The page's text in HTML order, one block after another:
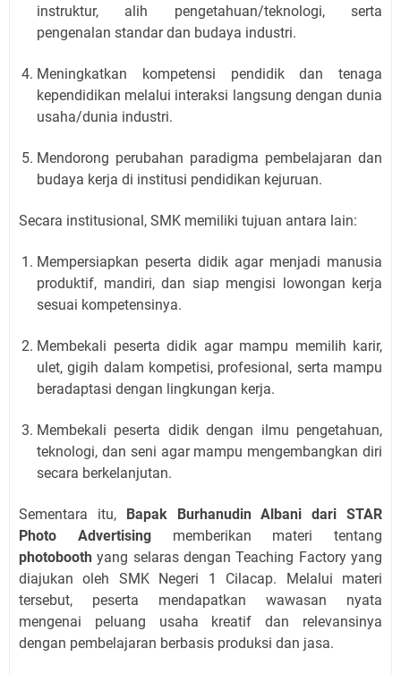
instruktur, alih pengetahuan/teknologi, serta
pengenalan standar dan budaya industri.
Meningkatkan kompetensi pendidik dan tenaga
kependidikan melalui interaksi langsung dengan dunia
usaha/dunia industri.
Mendorong perubahan paradigma pembelajaran dan
budaya kerja di institusi pendidikan kejuruan.
Secara institusional, SMK memiliki tujuan antara lain:
Mempersiapkan peserta didik agar menjadi manusia
produktif, mandiri, dan siap mengisi lowongan kerja
sesuai kompetensinya.
Membekali peserta didik agar mampu memilih karir,
ulet, gigih dalam kompetisi, profesional, serta mampu
beradaptasi dengan lingkungan kerja.
Membekali peserta didik dengan ilmu pengetahuan,
teknologi, dan seni agar mampu mengembangkan diri
secara berkelanjutan.
Sementara itu, Bapak Burhanudin Albani dari STAR
Photo Advertisingmemberikan materi tentang
photobooth yang selaras dengan Teaching Factory yang
diajukan oleh SMK Negeri 1 Cilacap. Melalui materi
tersebut, peserta mendapatkan wawasan nyata
mengenai peluang usaha kreatif dan relevansinya
dengan pembelajaran berbasis produksi dan jasa.